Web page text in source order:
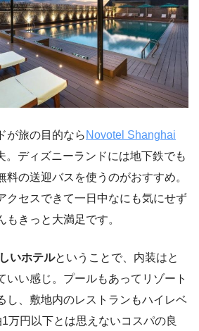
が旅の目的なら Novotel Shanghai
。ディズニーランドには地下鉄でも
料の送迎バスを使うのがおすすめ。
クセスできて一日中なにも気にせず
きっと大満足です。
いホテルということで、内装はと
いい感じ。プールもあってリゾート
し、敷地内のレストランもハイレベ
万円以下とは思えないコスパの良